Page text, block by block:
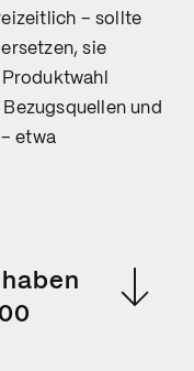
– sollte
sie
und
etwa